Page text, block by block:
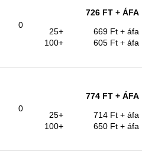
0
726 FT + ÁFA
25+
669 Ft + áfa
100+
605 Ft + áfa
0
774 FT + ÁFA
25+
714 Ft + áfa
100+
650 Ft + áfa